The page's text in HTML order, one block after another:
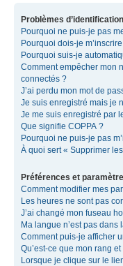
Problèmes
Pourquoi ne puis-je pas
Pourquoi dois-je
Pourquoi suis-je
Comment empêcher mon
connectés ?
J’ai perdu mon mot de
Je suis enregistré mais je
Je me suis enregistré par
Que signifie COPPA ?
Pourquoi ne puis-je pas
À quoi sert « Supprimer
Préférences et
Comment modifier mes
Les heures ne sont pas
J’ai changé mon fuseau
Ma langue n’est pas dans
Comment puis-je afficher
Qu’est-ce que mon rang
Lorsque je clique sur le